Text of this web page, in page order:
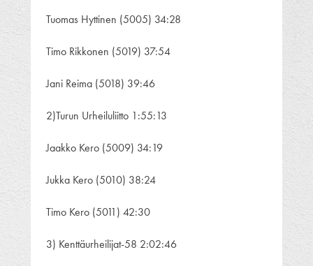
Tuomas Hyttinen (5005) 34:28
Timo Rikkonen (5019) 37:54
Jani Reima (5018) 39:46
2)Turun Urheiluliitto 1:55:13
Jaakko Kero (5009) 34:19
Jukka Kero (5010) 38:24
Timo Kero (5011) 42:30
3) Kenttäurheilijat-58 2:02:46